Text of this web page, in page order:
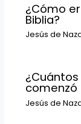
¿Cómo
Biblia?
Jesús de
comenzó
Jesús de